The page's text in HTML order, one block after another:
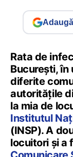
Rata de
București, în
diferite
autoritățile
la mia de
Institutul
(INSP). A
locuitori și a